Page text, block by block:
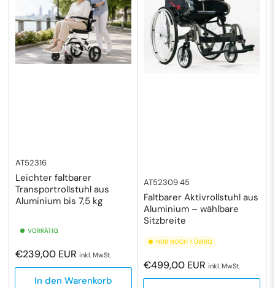
AT52316
Leichter faltbarer
Transportrollstuhl aus
Aluminium bis 7,5 kg
VORRÄTIG
Normaler
Preis
€239,00 EUR inkl. MwSt.
In den Warenkorb
AT52309 45
Faltbarer Aktivrollstuhl aus
Aluminium – wählbare
Sitzbreite
NUR NOCH 1 ÜBRIG
Normaler
Preis
€499,00 EUR inkl. MwSt.